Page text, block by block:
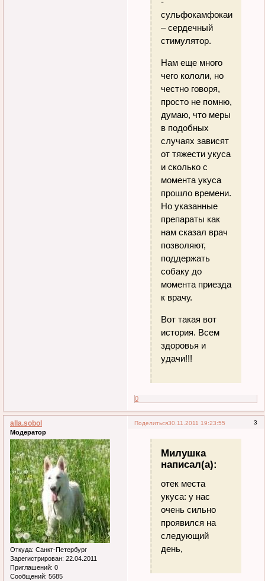
сульфокамфокаин
– сердечный
стимулятор.
Нам еще много
чего кололи, но
честно говоря,
просто не помню,
думаю, что меры
в подобных
случаях зависят
от тяжести укуса
и сколько с
момента укуса
прошло времени.
Но указанные
препараты как
нам сказал врач
позволяют,
поддержать
собаку до
момента приезда
к врачу.
Вот такая вот
история. Всем
здоровья и
удачи!!!
0
Поделиться 3
30.11.2011 19:23:55
alla.sobol
Модератор
Откуда: Санкт-Петербург
Зарегистрирован: 22.04.2011
Приглашений: 0
Сообщений: 5685
Милушка
написал(а):
отек места
укуса: у нас
очень сильно
проявился на
следующий
день,